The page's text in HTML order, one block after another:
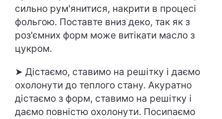
сильно рум'янитися, накрити в процесі
фольгою. Поставте вниз деко, так як з
роз'ємних форм може витікати масло з
цукром.
➤ Дістаємо, ставимо на решітку і даємо
охолонути до теплого стану. Акуратно
дістаємо з форм, ставимо на решітку і
даємо повністю охолонути. Посипаємо